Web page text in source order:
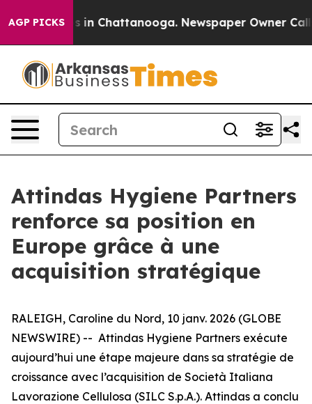
AGP PICKS
Chaos in Chattanooga. Newspaper Owner Calls
Attindas Hygiene Partners
renforce sa position en
Europe grâce à une
acquisition stratégique
RALEIGH, Caroline du Nord, 10 janv. 2026 (GLOBE
NEWSWIRE) -- Attindas Hygiene Partners exécute
aujourd’hui une étape majeure dans sa stratégie de
croissance avec l’acquisition de Società Italiana
Lavorazione Cellulosa (SILC S.p.A.). Attindas a conclu